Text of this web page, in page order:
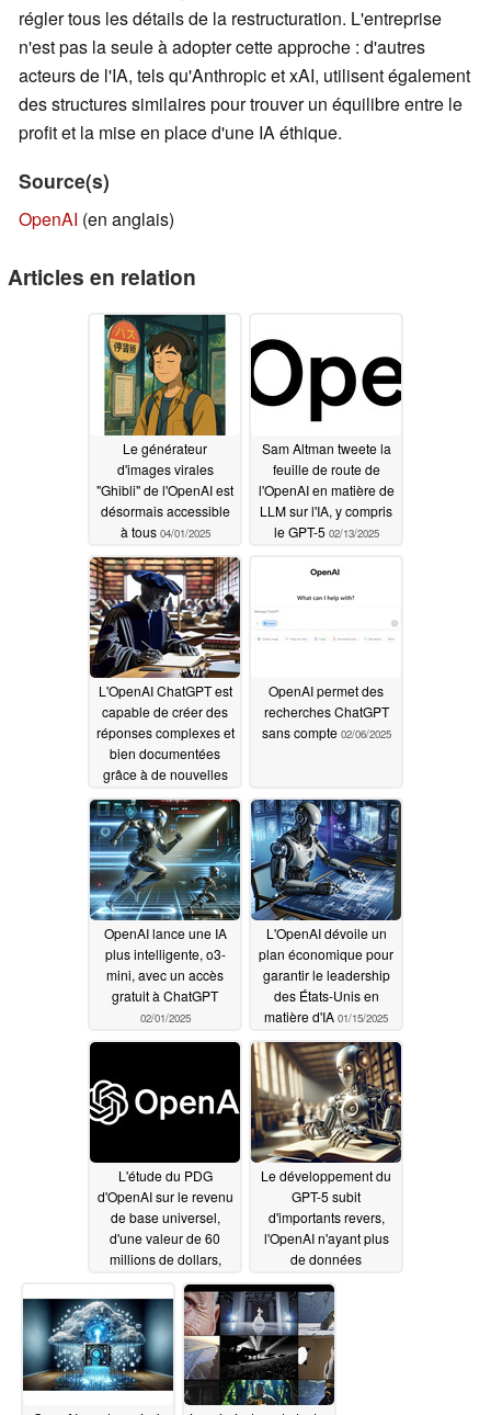
régler tous les détails de la restructuration. L'entreprise
n'est pas la seule à adopter cette approche : d'autres
acteurs de l'IA, tels qu'Anthropic et xAI, utilisent également
des structures similaires pour trouver un équilibre entre le
profit et la mise en place d'une IA éthique.
Source(s)
OpenAI (en anglais)
Articles en relation
Le générateur
d'images virales
"Ghibli" de l'OpenAI est
désormais accessible
à tous 04/01/2025
Sam Altman tweete la
feuille de route de
l'OpenAI en matière de
LLM sur l'IA, y compris
le GPT-5 02/13/2025
L'OpenAI ChatGPT est
capable de créer des
réponses complexes et
bien documentées
grâce à de nouvelles
capacités de recherche
approfondie02/06/2025
OpenAI permet des
recherches ChatGPT
sans compte 02/06/2025
OpenAI lance une IA
plus intelligente, o3-
mini, avec un accès
gratuit à ChatGPT
02/01/2025
L'OpenAI dévoile un
plan économique pour
garantir le leadership
des États-Unis en
matière d'IA 01/15/2025
L'étude du PDG
d'OpenAI sur le revenu
de base universel,
d'une valeur de 60
millions de dollars,
révèle des résultats
positifs12/27/2024
Le développement du
GPT-5 subit
d'importants revers,
l'OpenAI n'ayant plus
de données
d'entraînement
12/27/2024